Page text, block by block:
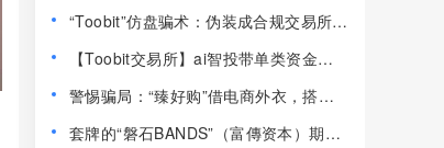
“Toobit”仿盘骗术：伪装成合规交易所，
骗局！
【Toobit交易所】ai智投带单类资金盘
离！
警惕骗局：“臻好购”借电商外衣，搭建
套牌的“磐石BANDS”（富傳资本）期货